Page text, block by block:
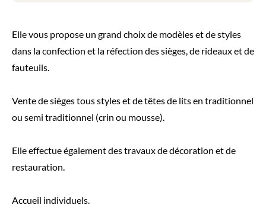
Elle vous propose un grand choix de modèles et de styles
dans la confection et la réfection des sièges, de rideaux et de
fauteuils.
Vente de sièges tous styles et de têtes de lits en traditionnel
ou semi traditionnel (crin ou mousse).
Elle effectue également des travaux de décoration et de
restauration.
Accueil individuels.